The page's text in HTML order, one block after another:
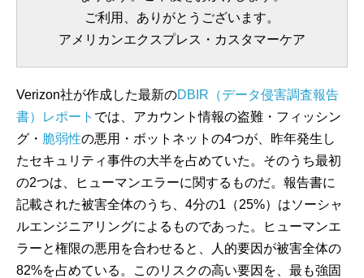
ご利用、ありがとうございます。
アメリカンエクスプレス・カスタマーケア
Verizon社が作成した最新のDBIR（データ侵害調査報告
書）レポート では、アカウント情報の盗難・フィッシン
グ・ 脆弱性の悪用・ボットネットの4つが、昨年発生し
たセキュリティ事件の大半を占めていた。そのうち最初
の2つは、ヒューマンエラーに関するものだ。報告書に
記載された被害全体のうち、4分の1（25%）はソーシャ
ルエンジニアリングによるものであった。ヒューマンエ
ラーと権限の悪用を合わせると、人的要因が被害全体の
82%を占めている。このリスクの高い要因を、最も強固